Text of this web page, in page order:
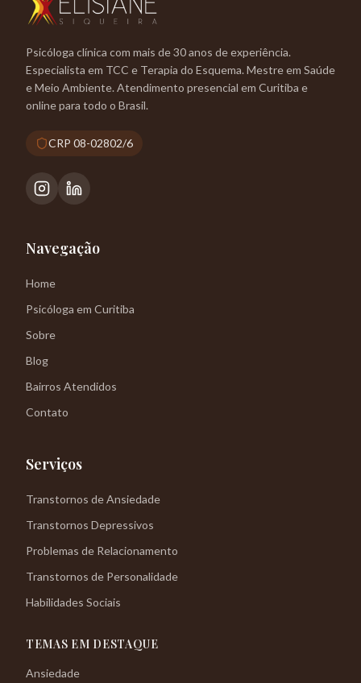
Psicóloga clínica com mais de 30 anos de experiência.
Especialista em TCC e Terapia do Esquema. Mestre em Saúde
e Meio Ambiente. Atendimento presencial em Curitiba e
online para todo o Brasil.
CRP 08-02802/6
Navegação
Home
Psicóloga em Curitiba
Sobre
Blog
Bairros Atendidos
Contato
Serviços
Transtornos de Ansiedade
Transtornos Depressivos
Problemas de Relacionamento
Transtornos de Personalidade
Habilidades Sociais
TEMAS EM DESTAQUE
Ansiedade